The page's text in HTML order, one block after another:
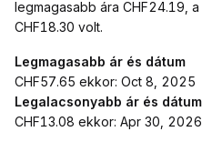
legmagasabb ára CHF24.19,
CHF18.30 volt.
Legmagasabb ár és dátum
CHF57.65 ekkor: Oct 8, 2025
Legalacsonyabb ár és dátum
CHF13.08 ekkor: Apr 30, 2026